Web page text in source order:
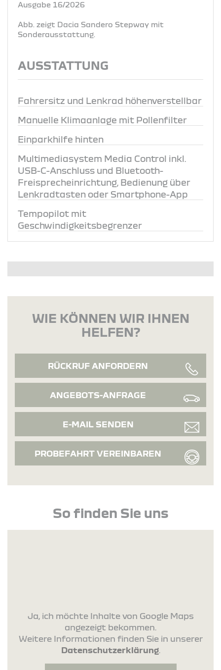
Ausgabe 16/2026
Abb. zeigt Dacia Sandero Stepway mit
Sonderausstattung.
AUSSTATTUNG
Fahrersitz und Lenkrad höhenverstellbar
Manuelle Klimaanlage mit Pollenfilter
Einparkhilfe hinten
Multimediasystem Media Control inkl.
USB-C-Anschluss und Bluetooth-
Freisprecheinrichtung, Bedienung über
Lenkradtasten oder Smartphone-App
Tempopilot mit
Geschwindigkeitsbegrenzer
WIE KÖNNEN WIR IHNEN
HELFEN?
RÜCKRUF ANFORDERN
ANGEBOTS-ANFRAGE
E-MAIL SENDEN
PROBEFAHRT VEREINBAREN
So finden Sie uns
Ja, ich möchte Inhalte von Google Maps
angezeigt bekommen.
Weitere Informationen finden Sie in unserer
Datenschutzerklärung.